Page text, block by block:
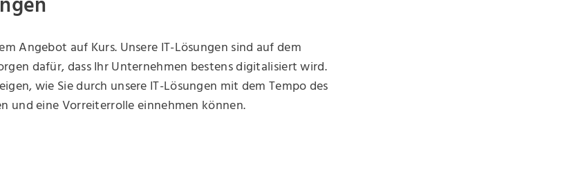
Angebot auf Kurs. Unsere IT-Lösungen sind auf dem
dafür, dass Ihr Unternehmen bestens digitalisiert wird.
wie Sie durch unsere IT-Lösungen mit dem Tempo des
und eine Vorreiterrolle einnehmen können.